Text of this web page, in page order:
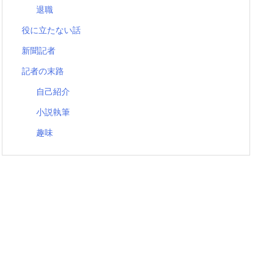
退職
役に立たない話
新聞記者
記者の末路
自己紹介
小説執筆
趣味